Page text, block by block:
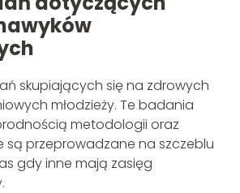
skupiających się na zdrowych
młodzieży. Te badania
metodologii oraz
są przeprowadzane na szczeblu
gdy inne mają zasięg